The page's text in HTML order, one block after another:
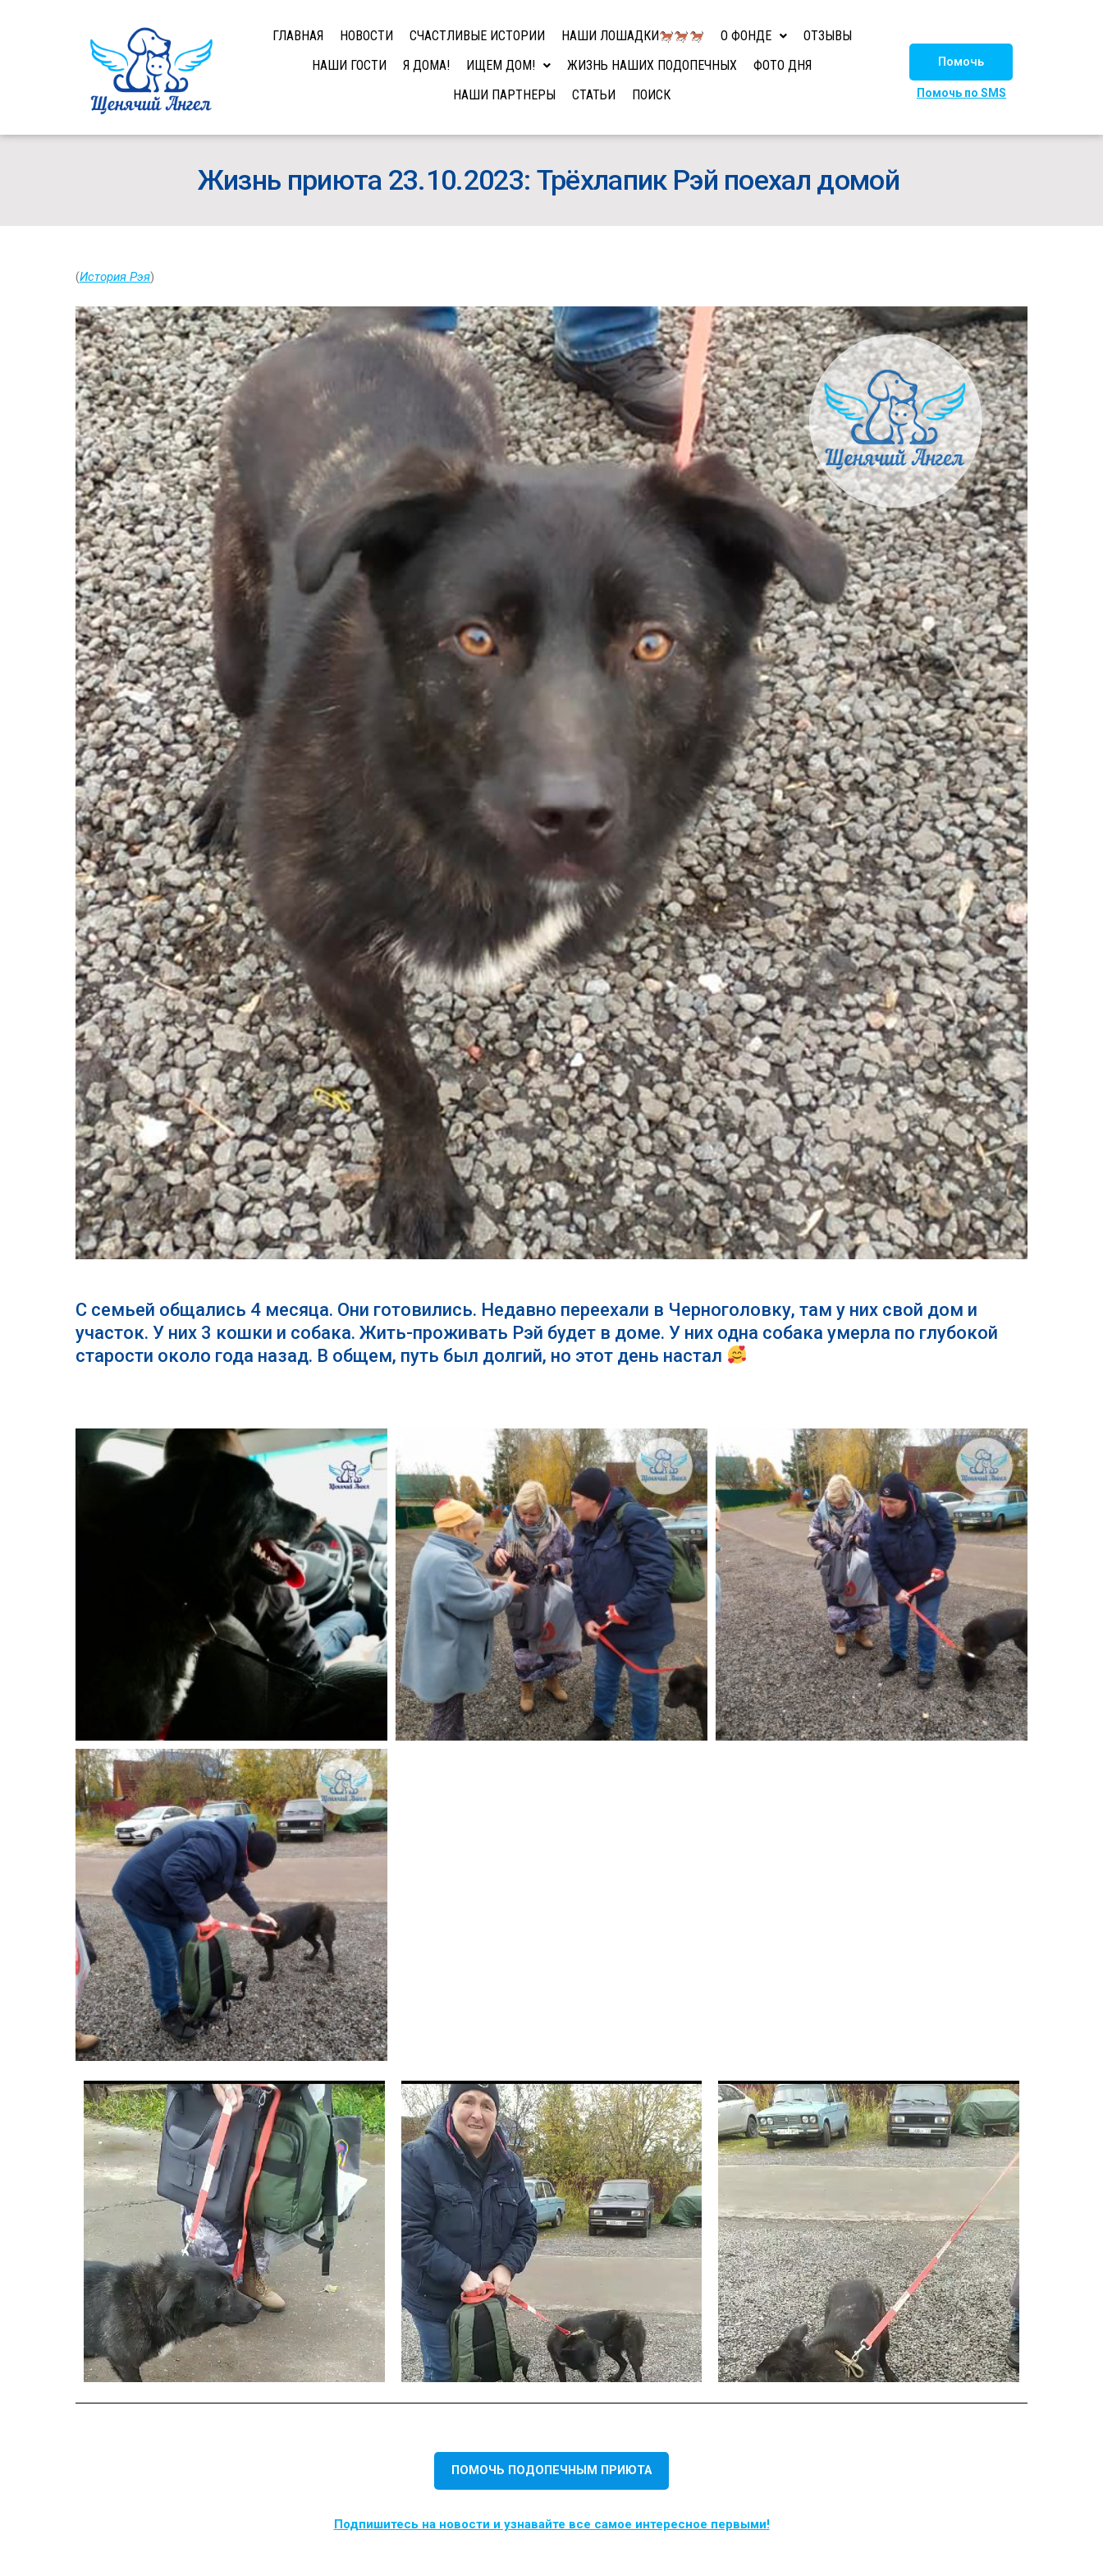
ГЛАВНАЯ НОВОСТИ СЧАСТЛИВЫЕ ИСТОРИИ НАШИ ЛОШАДКИ О ФОНДЕ
ОТЗЫВЫ
НАШИ ГОСТИ
Я ДОМА! ИЩЕМ ДОМ! ЖИЗНЬ НАШИХ ПОДОПЕЧНЫХ
ФОТО ДНЯ
НАШИ ПАРТНЕРЫ
СТАТЬИ ПОИСК
Помочь
Помочь по SMS
Жизнь приюта 23.10.2023: Трёхлапик Рэй поехал домой
(История Рэя)
С семьей общались 4 месяца. Они готовились. Недавно переехали в Черноголовку, там у них свой дом и
участок. У них 3 кошки и собака. Жить-проживать Рэй будет в доме. У них одна собака умерла по глубокой
старости около года назад. В общем, путь был долгий, но этот день настал
ПОМОЧЬ ПОДОПЕЧНЫМ ПРИЮТА
Подпишитесь на новости и узнавайте все самое интересное первыми!